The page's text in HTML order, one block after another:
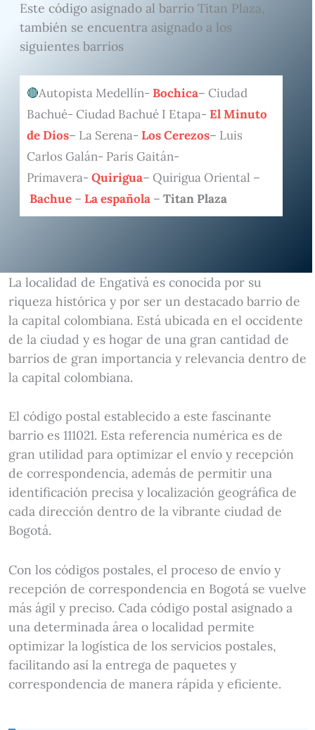
Este código asignado al barrio Titan Plaza,
también se encuentra asignado a los
siguientes barrios
Autopista Medellín- Bochica– Ciudad
Bachué- Ciudad Bachué I Etapa- El Minuto
de Dios– La Serena- Los Cerezos– Luis
Carlos Galán- París Gaitán-
Primavera- Quirigua– Quirigua Oriental –
Bachue– La española– Titan Plaza
La localidad de Engativá es conocida por su
riqueza histórica y por ser un destacado barrio de
la capital colombiana. Está ubicada en el occidente
de la ciudad y es hogar de una gran cantidad de
barrios de gran importancia y relevancia dentro de
la capital colombiana.
El código postal establecido a este fascinante
barrio es 111021. Esta referencia numérica es de
gran utilidad para optimizar el envío y recepción
de correspondencia, además de permitir una
identificación precisa y localización geográfica de
cada dirección dentro de la vibrante ciudad de
Bogotá.
Con los códigos postales, el proceso de envío y
recepción de correspondencia en Bogotá se vuelve
más ágil y preciso. Cada código postal asignado a
una determinada área o localidad permite
optimizar la logística de los servicios postales,
facilitando así la entrega de paquetes y
correspondencia de manera rápida y eficiente.